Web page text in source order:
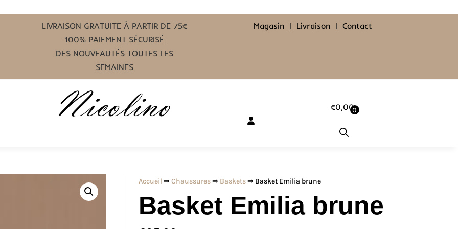
LIVRAISON GRATUITE À PARTIR DE 75€
100% PAIEMENT SÉCURISÉ
DES NOUVEAUTÉS TOUTES LES
SEMAINES
Magasin | Livraison| Contact
€0,000
Accueil ⇒Chaussures⇒ Baskets⇒ Basket Emilia brune
Basket Emilia brune